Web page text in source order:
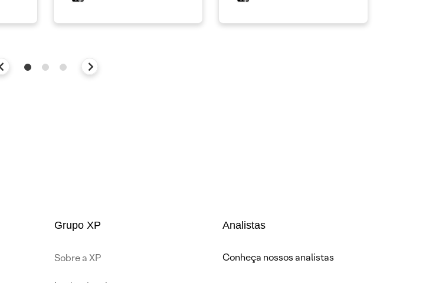
Grupo XP
Sobre a XP
Analistas
Conheça nossos analistas